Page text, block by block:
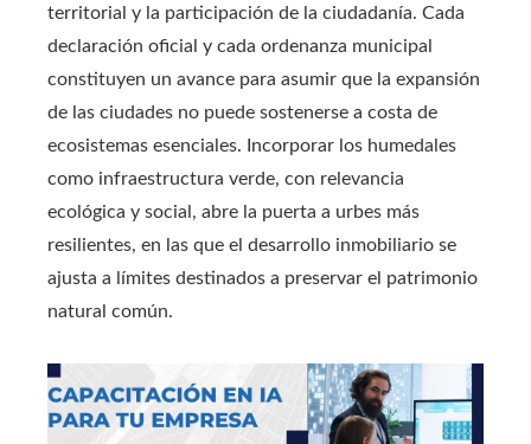
territorial y la participación de la ciudadanía. Cada
declaración oficial y cada ordenanza municipal
constituyen un avance para asumir que la expansión
de las ciudades no puede sostenerse a costa de
ecosistemas esenciales. Incorporar los humedales
como infraestructura verde, con relevancia
ecológica y social, abre la puerta a urbes más
resilientes, en las que el desarrollo inmobiliario se
ajusta a límites destinados a preservar el patrimonio
natural común.